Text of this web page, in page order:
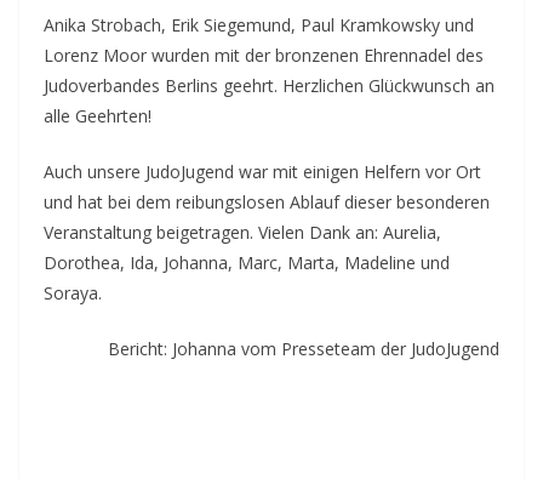
Anika Strobach, Erik Siegemund, Paul Kramkowsky und
Lorenz Moor wurden mit der bronzenen Ehrennadel des
Judoverbandes Berlins geehrt. Herzlichen Glückwunsch an
alle Geehrten!
Auch unsere JudoJugend war mit einigen Helfern vor Ort
und hat bei dem reibungslosen Ablauf dieser besonderen
Veranstaltung beigetragen. Vielen Dank an: Aurelia,
Dorothea, Ida, Johanna, Marc, Marta, Madeline und
Soraya.
Bericht: Johanna vom Presseteam der JudoJugend